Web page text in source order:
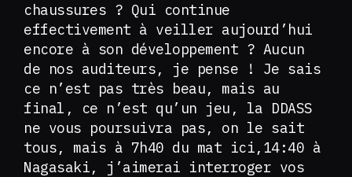
chaussures ? Qui continue
effectivement à veiller aujourd’hui
encore à son développement ? Aucun
de nos auditeurs, je pense ! Je sais
ce n’est pas très beau, mais au
final, ce n’est qu’un jeu, la DDASS
ne vous poursuivra pas, on le sait
tous, mais à 7h40 du mat ici,14:40 à
Nagasaki, j’aimerai interroger vos